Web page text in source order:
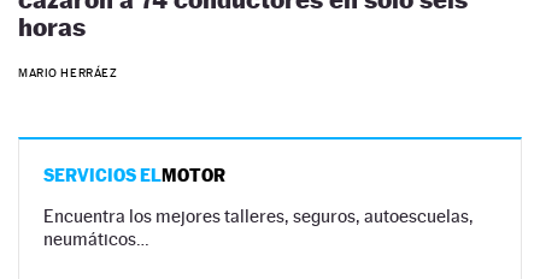
horas
MARIO HERRÁEZ
SERVICIOS ELMOTOR
Encuentra los mejores talleres, seguros, autoescuelas,
neumáticos…